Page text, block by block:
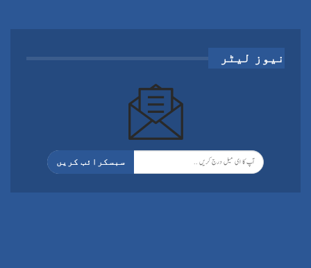
نیوز لیٹر
سبسکرائب کریں